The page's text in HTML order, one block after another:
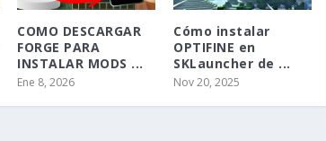
COMO DESCARGAR
FORGE PARA
INSTALAR MODS ...
Ene 8, 2026
Cómo instalar
OPTIFINE en
SKLauncher de ...
Nov 20, 2025